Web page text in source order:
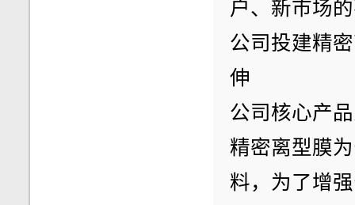
户、新市场
公司投建精
伸
公司核心产
精密离型膜
料，为了增